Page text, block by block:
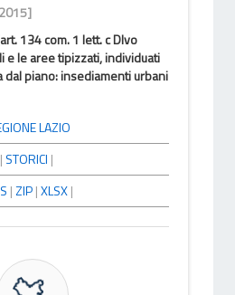
134 com. 1 lett. c Dlvo
le aree tipizzati, individuati
dal piano: insediamenti urbani
LAZIO
| STORICI |
|ZIP|XLSX|